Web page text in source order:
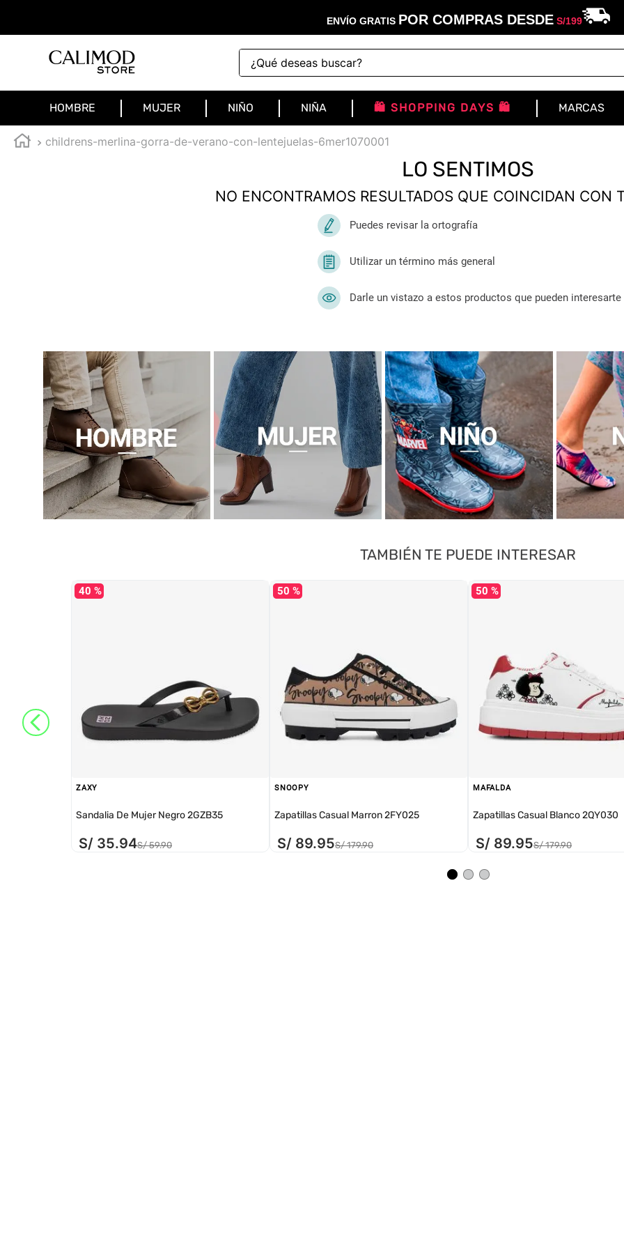
ENVÍO GRATIS POR COMPRAS DESDES/199
¿Qué deseas buscar?
HOMBRE MUJER NIÑO NIÑA 🛍️ SHOPPING DAYS 🛍️ MARCAS
childrens-merlina-gorra-de-verano-con-lentejuelas-6mer1070001
LO SENTIMOS
NO ENCONTRAMOS RESULTADOS QUE COINCIDAN CON
Puedes revisar la ortografía
Utilizar un término más general
Darle un vistazo a estos productos que pueden interesarte
TAMBIÉN TE PUEDE INTERESAR
40 %
ZAXY
Sandalia De Mujer Negro 2GZB35
S/ 35.94S/ 59.90
50 %
SNOOPY
Zapatillas Casual Marron 2FY025
S/ 89.95S/ 179.90
50 %
MAFALDA
Zapatillas Casual Blanco 2QY030
S/ 89.95S/ 179.90